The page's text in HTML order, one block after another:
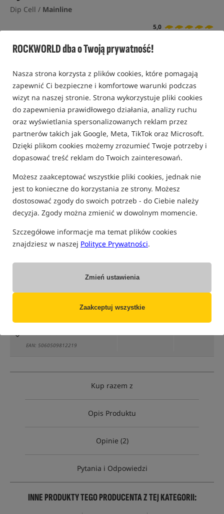
ROCKWORLD dba o Twoją prywatność!
Nasza strona korzysta z plików cookies, które pomagają
zapewnić Ci bezpieczne i komfortowe warunki podczas
wizyt na naszej stronie. Strona wykorzystuje pliki cookies
do zapewnienia prawidłowego działania, analizy ruchu
oraz wyświetlania spersonalizowanych reklam przez
partnerów takich jak Google, Meta, TikTok oraz Microsoft.
Dzięki plikom cookies możemy zrozumieć Twoje potrzeby i
dopasować treść reklam do Twoich zainteresowań.
Możesz zaakceptować wszystkie pliki cookies, jednak nie
jest to konieczne do korzystania ze strony. Możesz
dostosować zgody do swoich potrzeb - do Ciebie należy
decyzja. Zgody można zmienić w dowolnym momencie.
Szczegółowe informacje ma temat plików cookies
znajdziesz w naszej Polityce Prywatności.
Zmień ustawienia
Zaakceptuj wszystkie
Dip Cell / Mainline
5,0
(część opcji mogła zostać ukryta przez wybrany sposób filtrowania)
EAN: 5060509812219
Kup razem z
Opis Produktu
Opinie (2)
Pytania i Odpowiedzi
INNE PRODUKTY TEGO PRODUCENTA Z TEJ KATEGORII: